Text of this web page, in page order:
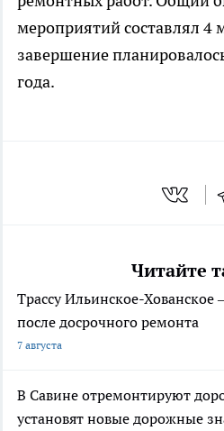
мероприятий составлял 4
завершение
года.
Читайте
Трассу Ильинское-
после досрочного ремонта
7 августа
В Савине отремонтируют
установят новые дорожные